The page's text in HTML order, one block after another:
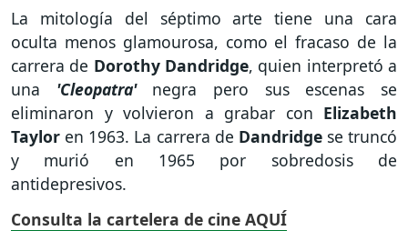
La mitología del séptimo arte tiene una cara
oculta menos glamourosa, como el fracaso de la
carrera de Dorothy Dandridge, quien interpretó a
una 'Cleopatra'negra pero sus escenas se
eliminaron y volvieron a grabar con Elizabeth
Taylor en 1963. La carrera de Dandridge se truncó
y murió en 1965 por sobredosis de
antidepresivos.
Consulta la cartelera de cine AQUÍ